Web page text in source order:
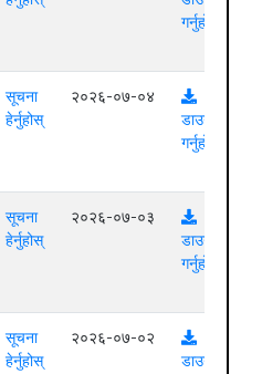
गर्नुहोस्
सूचना
हेर्नुहोस्
२०२६-०७-०४
डाउनलोड
गर्नुहोस्
सूचना
हेर्नुहोस्
२०२६-०७-०३
डाउनलोड
गर्नुहोस्
सूचना
हेर्नुहोस्
२०२६-०७-०२
डाउनलोड